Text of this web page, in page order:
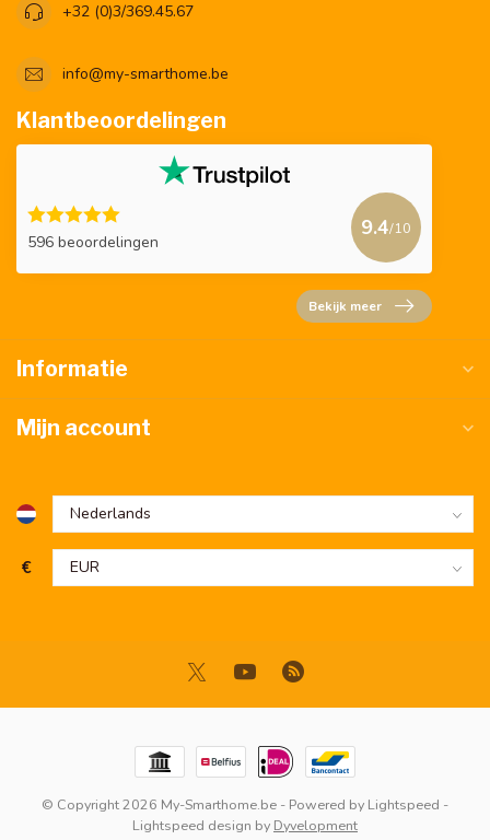
+32 (0)3/369.45.67
info@my-smarthome.be
Klantbeoordelingen
596 beoordelingen
9.4/10
Bekijk meer
Informatie
Mijn account
€
© Copyright 2026 My-Smarthome.be - Powered by Lightspeed -
Lightspeed design by Dyvelopment